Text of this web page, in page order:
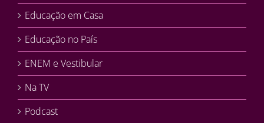
Educação em Casa
Educação no País
ENEM e Vestibular
Na TV
Podcast